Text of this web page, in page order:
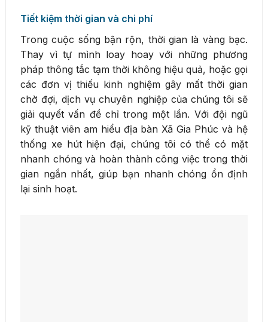
Tiết kiệm thời gian và chi phí
Trong cuộc sống bận rộn, thời gian là vàng bạc.
Thay vì tự mình loay hoay với những phương
pháp thông tắc tạm thời không hiệu quả, hoặc gọi
các đơn vị thiếu kinh nghiệm gây mất thời gian
chờ đợi, dịch vụ chuyên nghiệp của chúng tôi sẽ
giải quyết vấn đề chỉ trong một lần. Với đội ngũ
kỹ thuật viên am hiểu địa bàn Xã Gia Phúc và hệ
thống xe hút hiện đại, chúng tôi có thể có mặt
nhanh chóng và hoàn thành công việc trong thời
gian ngắn nhất, giúp bạn nhanh chóng ổn định
lại sinh hoạt.